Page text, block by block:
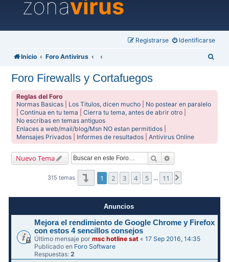
zonavirus
Identificarse
Registrarse
Inicio Foro Antivirus
Foro Firewalls y Cortafuegos
Reglas del Foro
Normas Basicas
Los Titulos, dicen mucho
No postear en paralelo
|Continua en tu tema |Cierra tu tema, antes de abrir otro
No escribas en temas antiguos
Enlaces a web/mail/blog/Msn NO estan permitidos
Mensajes Privados
Informes de resultados |Antivirus Online
Nuevo Tema Buscar
315 temas Página1de11
1 2 3 4 5 … 11
Anuncios
Mejora el rendimiento de Google Chrome y Firefox
con estos 4 sencillos consejos
Último mensaje pormsc hotline sat «17 Sep 2016, 14:35
Publicado en Foro Software
Respuestas:2